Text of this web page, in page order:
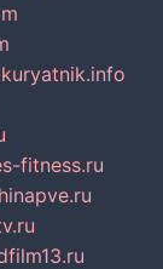
kuryatnik.info
fitness.ru